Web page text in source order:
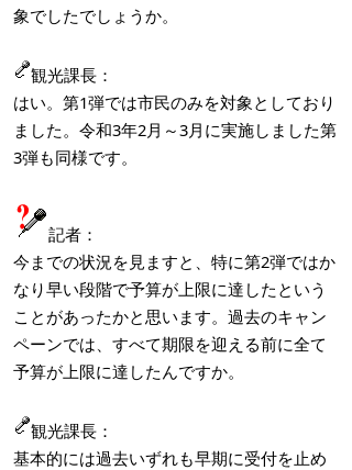
象でしたでしょうか。
観光課長：
はい。第1弾では市民のみを対象としており
ました。令和3年2月～3月に実施しました第
3弾も同様です。
記者：
今までの状況を見ますと、特に第2弾ではか
なり早い段階で予算が上限に達したという
ことがあったかと思います。過去のキャン
ペーンでは、すべて期限を迎える前に全て
予算が上限に達したんですか。
観光課長：
基本的には過去いずれも早期に受付を止め